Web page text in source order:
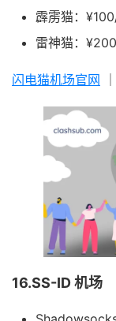
霹雳猫：
雷神猫：
闪电猫机场官网
16.SS-ID 机场